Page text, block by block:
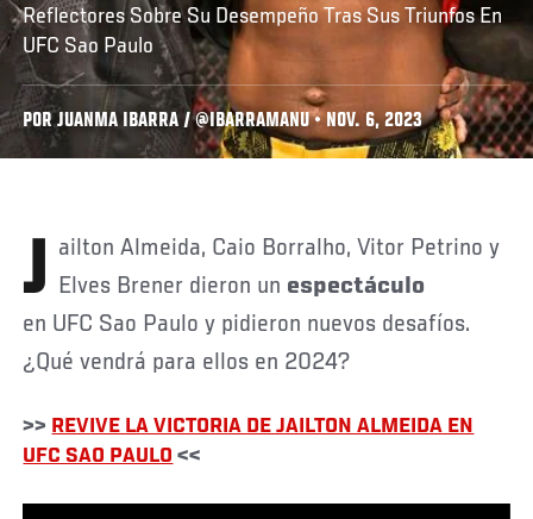
Reflectores Sobre Su Desempeño Tras Sus Triunfos En
UFC Sao Paulo
POR JUANMA IBARRA / @IBARRAMANU • NOV. 6, 2023
Jailton Almeida, Caio Borralho, Vitor Petrino y Elves Brener dieron un espectáculo
en UFC Sao Paulo y pidieron nuevos desafíos.
¿Qué vendrá para ellos en 2024?
>> REVIVE LA VICTORIA DE JAILTON ALMEIDA EN
UFC SAO PAULO <<